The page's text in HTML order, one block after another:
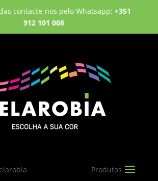
contacte-nos pelo Whatsapp: +351
912 101 008